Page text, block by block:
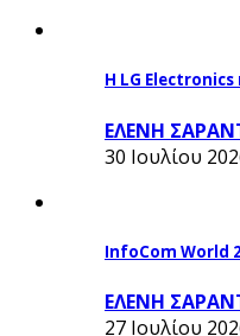
Η LG
ΕΛΕΝΗ
30 Ιουλίου
InfoCom World
ΕΛΕΝΗ
27 Ιουλίου